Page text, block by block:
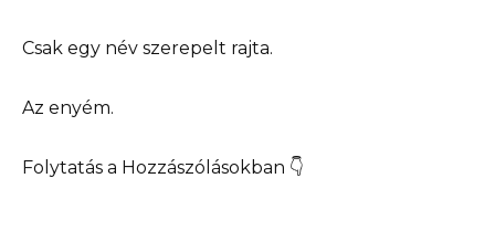
Csak egy név szerepelt rajta.
Az enyém.
Folytatás a Hozzászólásokban 👇